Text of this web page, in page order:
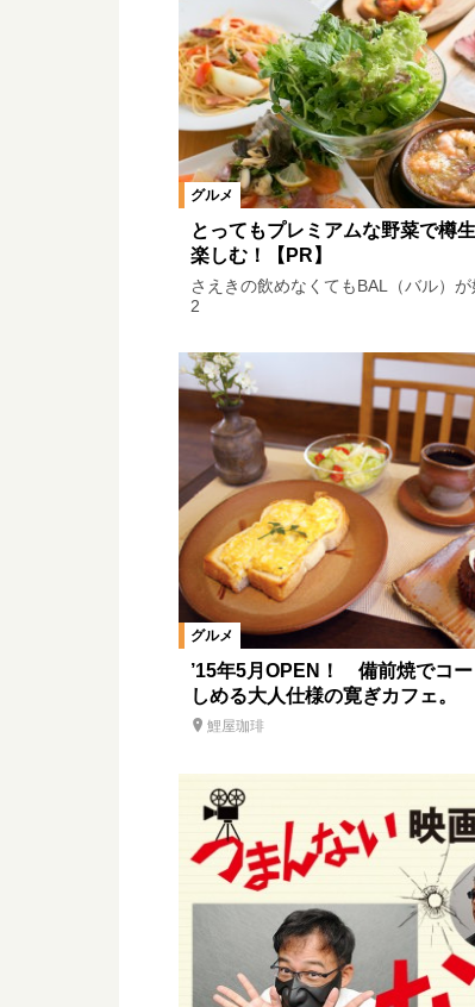
Bon souvenir ～パリで紡い
WELCOME TO
マサヤ・カラースタジオのビ
編集者にまかせてちょ～査
キッズ＆パパ・ママの今月ど
岡山県 ホンマのとこどね
記憶に残ったあの店。忘れ
はらぺこサラリーマン・ハ
アラサー女子 妄想グルメデ
マルシェに出かけよう！
暮らしのいいモノ探し。ハ
グルメ
とってもプレミアムな野菜で樽
楽しむ！【PR】
さえきの飲めなくてもBAL（バル）
2
グルメ
’15年5月OPEN！ 備前焼でコ
しめる大人仕様の寛ぎカフェ。
鯉屋珈琲